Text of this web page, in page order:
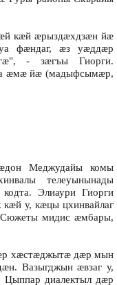
кæй æрыздæхдзæн йæ
фæндаг, æз уæддæр
- зæгъы Гиорги.
æмæ йæ (мадыфсымæр,
Меджудайы комы
телеуынынады
Элиаури Гиорги
у, кæцы цхинвайлаг
Сюжеты мидис æмбары,
хæстæджытæ дæр мын
Вазыгджын æвзаг у,
диалектыл дæр